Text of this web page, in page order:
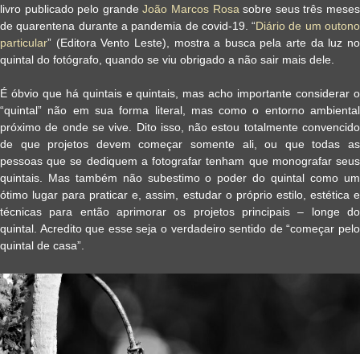
livro publicado pelo grandeJoão Marcos Rosa sobre seus três meses
de quarentena durante a pandemia de covid-19. “Diário de um outono
particular” (Editora Vento Leste), mostra a busca pela arte da luz no
quintal do fotógrafo, quando se viu obrigado a não sair mais dele.
É óbvio que há quintais e quintais, mas acho importante considerar o
“quintal” não em sua forma literal, mas como o entorno ambiental
próximo de onde se vive. Dito isso, não estou totalmente convencido
de que projetos devem começar somente ali, ou que todas as
pessoas que se dediquem a fotografar tenham que monografar seus
quintais. Mas também não subestimo o poder do quintal como um
ótimo lugar para praticar e, assim, estudar o próprio estilo, estética e
técnicas para então aprimorar os projetos principais – longe do
quintal. Acredito que esse seja o verdadeiro sentido de “começar pelo
quintal de casa”.